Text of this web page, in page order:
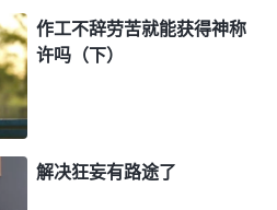
爸一面之词，他总是盯着带
他交通多次他都不接受……”
火了，又开始说带领怎么怎
题，聚会不结合经历交通就
受偏谬，还总是把眼光盯
对，丝毫没有一点儿认识自
作工不辞劳苦就能获得神称
许吗（下）
解决狂妄有路途了